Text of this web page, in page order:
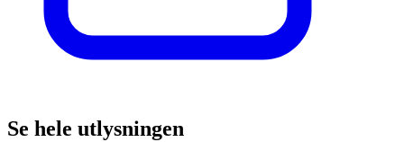
Se hele utlysningen